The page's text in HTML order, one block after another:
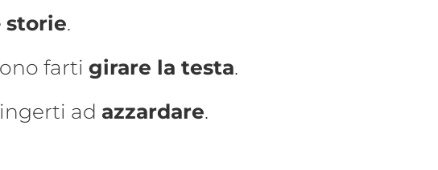
storie.
fartigirare la testa.
ad azzardare.